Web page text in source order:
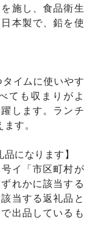
施し、食品衛生
本製で、鉛を使
イムに使いやす
ても収まりがよ
します。ランチ
す。
になります】
イ「市区町村が
れかに該当する
当する返礼品と
出品しているも